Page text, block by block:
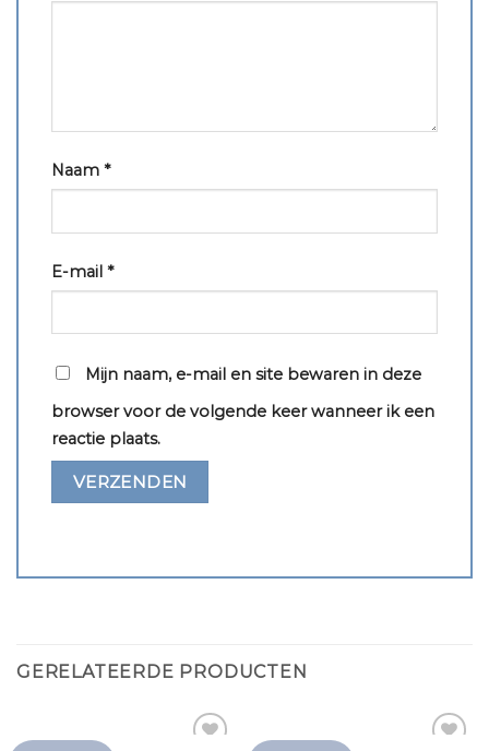
Naam *
E-mail *
Mijn naam, e-mail en site bewaren in deze
browser voor de volgende keer wanneer ik een
reactie plaats.
GERELATEERDE PRODUCTEN